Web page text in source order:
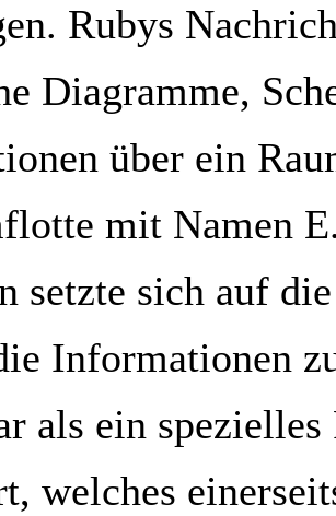
Rubys
Diagramme,
über ein
mit Namen
setzte sich auf
Informationen
als ein spezielles
welches